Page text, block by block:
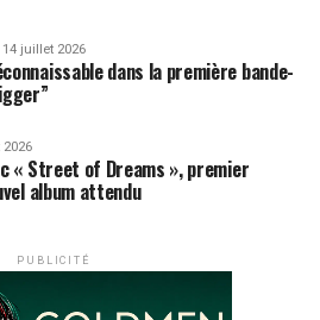
14 juillet 2026
dans la première bande-
« Street of Dreams », premier
album attendu
PUBLICITÉ